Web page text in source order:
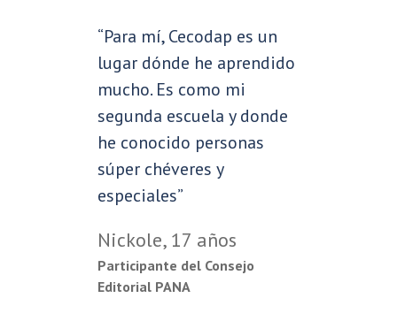
“Para mí, Cecodap es un
lugar dónde he aprendido
mucho. Es como mi
segunda escuela y donde
he conocido personas
súper chéveres y
especiales”
Nickole, 17 años
Participante del Consejo
Editorial PANA